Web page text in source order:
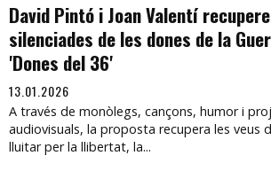
David Pintó i Joan Valentí
silenciades de les dones de la
'Dones del 36'
13.01.2026
A través de monòlegs, cançons, humor i
audiovisuals, la proposta recupera les veus
lluitar per la llibertat, la...